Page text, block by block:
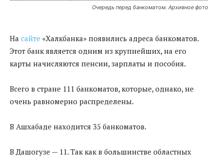
Очередь перед банкоматом. Архивное фото
На сайте «Халкбанка» появились адреса банкоматов.
Этот банк является одним из крупнейших, на его
карты начисляются пенсии, зарплаты и пособия.
Всего в стране 111 банкоматов, которые, однако, не
очень равномерно распределены.
В Ашхабаде находится 35 банкоматов.
В Дашогузе — 11. Так как в большинстве областных